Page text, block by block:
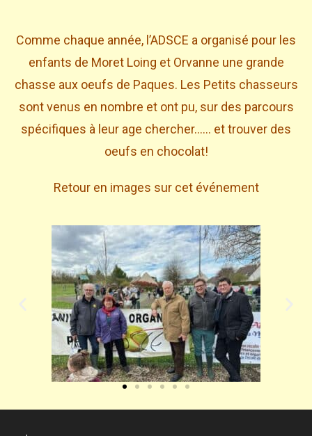
Comme chaque année, l’ADSCE a organisé pour les
enfants de Moret Loing et Orvanne une grande
chasse aux oeufs de Paques. Les Petits chasseurs
sont venus en nombre et ont pu, sur des parcours
spécifiques à leur age chercher…… et trouver des
oeufs en chocolat!
Retour en images sur cet événement